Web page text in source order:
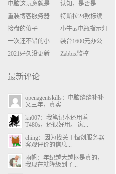
电脑这玩意就是
缝缝补补的事
认知，是否是一
座大山？当架构
决策变成配置清
单比价
重装博客服务器
环境
特斯拉24款标续
Model Y 2万公里
使用体验
接盘的傻子
小牛us电瓶指示灯
闪三次不上电
一次还不错的小
米售后体验
装台1600元办公
主机
2021好久没更新
Zabbix监控
最新评论
openagentskills：电脑缝缝补补
又三年，真实
kn007：我笔记本还用着
T480s，还很好用。 家...
ching：因为找关于恒创服务器
客观评价的信息...
雨帆：年纪越大越抠是真的，
我现在就降级到了...